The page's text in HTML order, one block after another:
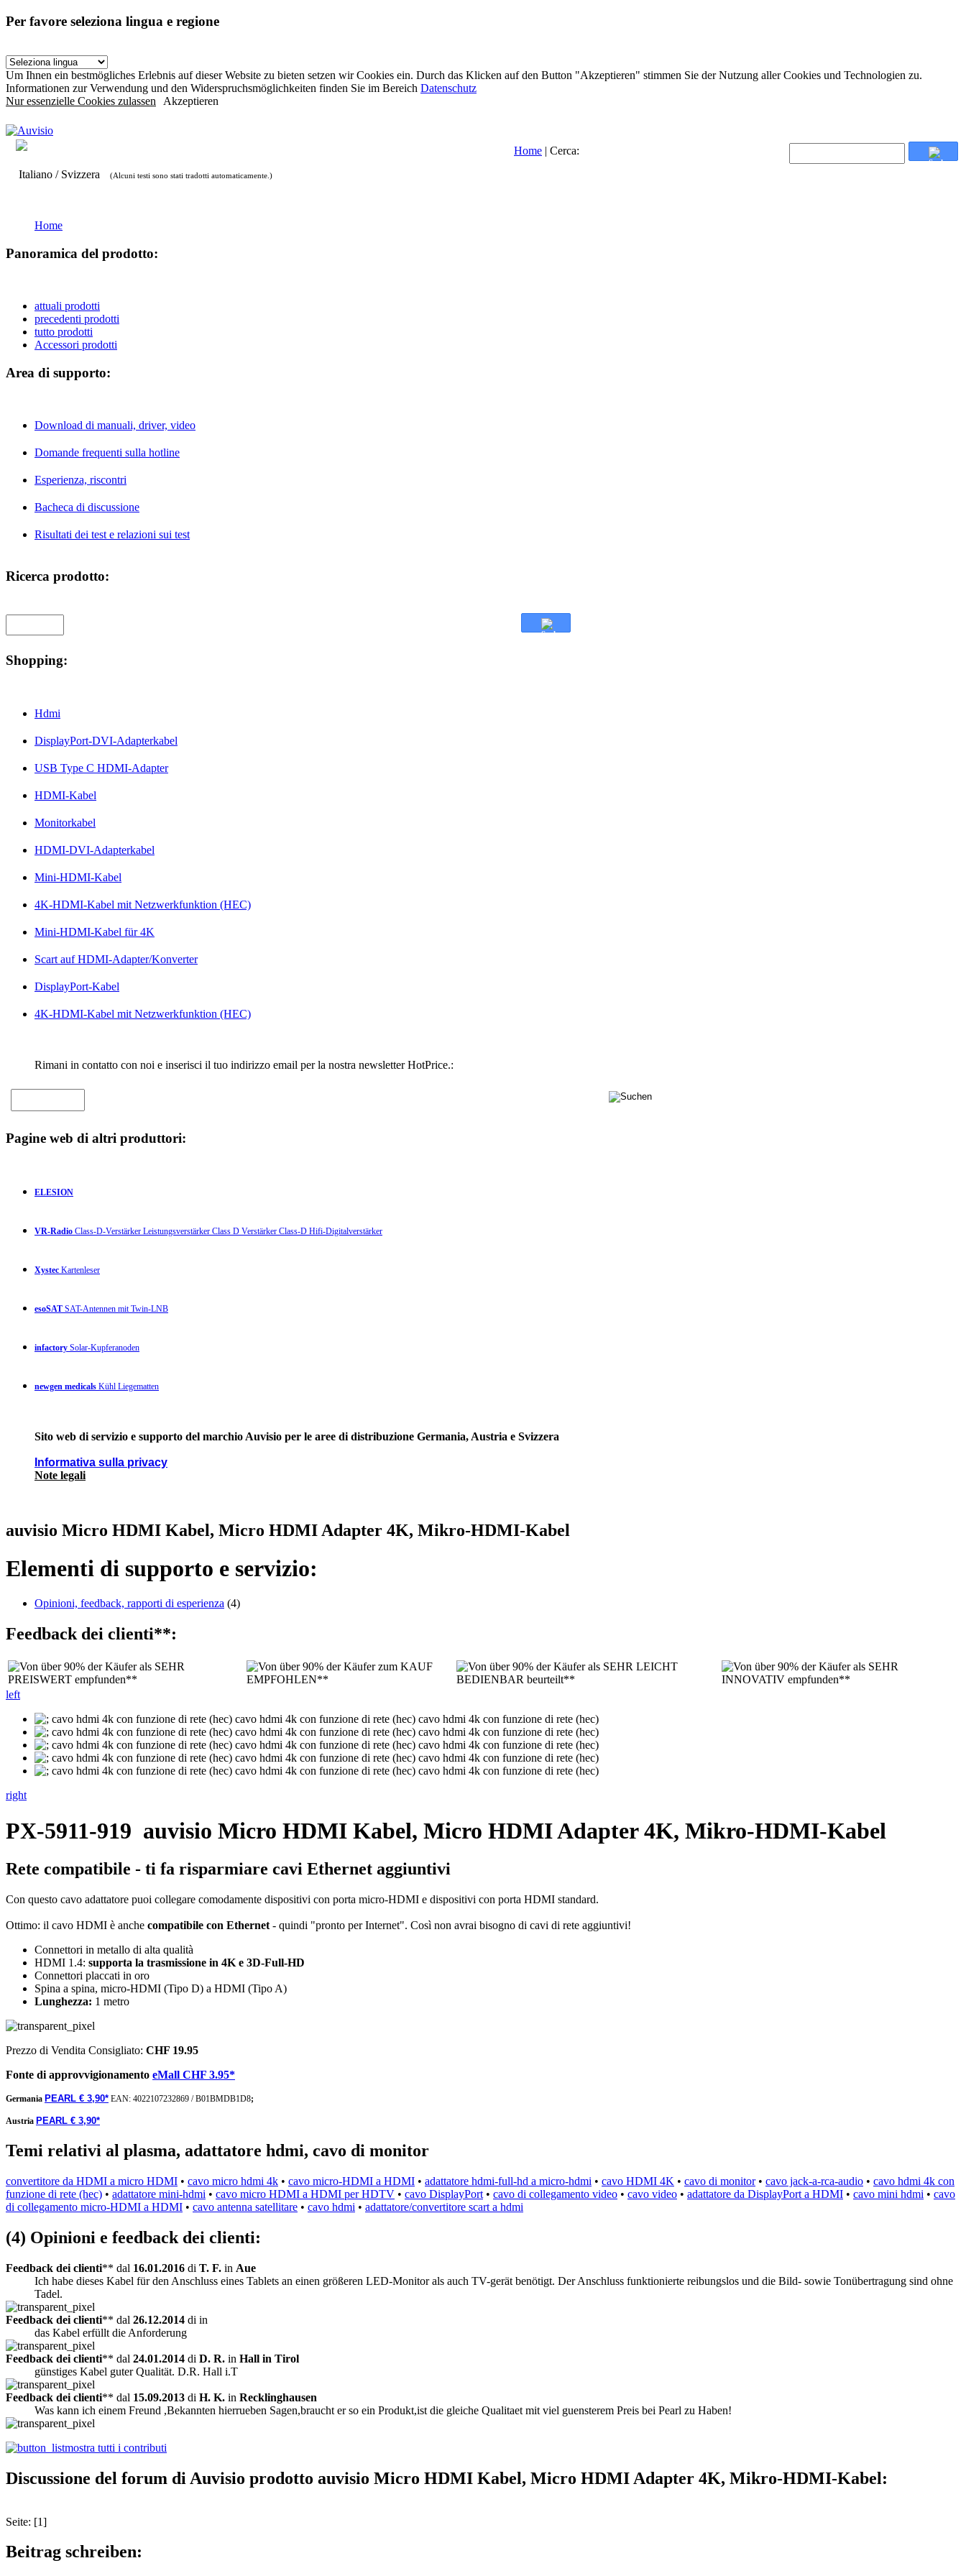
Per favore seleziona lingua e regione
Um Ihnen ein bestmögliches Erlebnis auf dieser Website zu bieten setzen wir Cookies ein. Durch das Klicken auf den Button "Akzeptieren" stimmen Sie der Nutzung aller Cookies und Technologien zu.
Informationen zur Verwendung und den Widerspruchsmöglichkeiten finden Sie im Bereich Datenschutz
Nur essenzielle Cookies zulassen Akzeptieren
Italiano / Svizzera (Alcuni testi sono stati tradotti automaticamente.)
Home | Cerca:
Home
Panoramica del prodotto:
attuali prodotti
precedenti prodotti
tutto prodotti
Accessori prodotti
Area di supporto:
Download di manuali, driver, video
Domande frequenti sulla hotline
Esperienza, riscontri
Bacheca di discussione
Risultati dei test e relazioni sui test
Ricerca prodotto:
Shopping:
Hdmi
DisplayPort-DVI-Adapterkabel
USB Type C HDMI-Adapter
HDMI-Kabel
Monitorkabel
HDMI-DVI-Adapterkabel
Mini-HDMI-Kabel
4K-HDMI-Kabel mit Netzwerkfunktion (HEC)
Mini-HDMI-Kabel für 4K
Scart auf HDMI-Adapter/Konverter
DisplayPort-Kabel
4K-HDMI-Kabel mit Netzwerkfunktion (HEC)
Rimani in contatto con noi e inserisci il tuo indirizzo email per la nostra newsletter HotPrice.:
Pagine web di altri produttori:
ELESION
VR-Radio Class-D-Verstärker Leistungsverstärker Class D Verstärker Class-D Hifi-Digitalverstärker
Xystec Kartenleser
esoSAT SAT-Antennen mit Twin-LNB
infactory Solar-Kupferanoden
newgen medicals Kühl Liegematten
Sito web di servizio e supporto del marchio Auvisio per le aree di distribuzione Germania, Austria e Svizzera
Informativa sulla privacy
Note legali
auvisio Micro HDMI Kabel, Micro HDMI Adapter 4K, Mikro-HDMI-Kabel
Elementi di supporto e servizio:
Opinioni, feedback, rapporti di esperienza (4)
Feedback dei clienti**:
left
right
PX-5911-919 auvisio Micro HDMI Kabel, Micro HDMI Adapter 4K, Mikro-HDMI-Kabel
Rete compatibile - ti fa risparmiare cavi Ethernet aggiuntivi
Con questo cavo adattatore puoi collegare comodamente dispositivi con porta micro-HDMI e dispositivi con porta HDMI standard.
Ottimo: il cavo HDMI è anche compatibile con Ethernet - quindi "pronto per Internet". Così non avrai bisogno di cavi di rete aggiuntivi!
Connettori in metallo di alta qualità
HDMI 1.4: supporta la trasmissione in 4K e 3D-Full-HD
Connettori placcati in oro
Spina a spina, micro-HDMI (Tipo D) a HDMI (Tipo A)
Lunghezza: 1 metro
Prezzo di Vendita Consigliato: CHF 19.95
Fonte di approvvigionamento eMall CHF 3.95*
Germania PEARL € 3,90* EAN: 4022107232869 /B01BMDB1D8;
Austria PEARL € 3,90*
Temi relativi al plasma, adattatore hdmi, cavo di monitor
convertitore da HDMI a micro HDMI • cavo micro hdmi 4k • cavo micro-HDMI a HDMI • adattatore hdmi-full-hd a micro-hdmi • cavo HDMI 4K • cavo di monitor• cavo jack-a-rca-audio • cavo hdmi 4k con
funzione di rete (hec) • adattatore mini-hdmi • cavo micro HDMI a HDMI per HDTV • cavo DisplayPort • cavo di collegamento video • cavo video • adattatore da DisplayPort a HDMI • cavo mini hdmi • cavo
di collegamento micro-HDMI a HDMI • cavo antenna satellitare • cavo hdmi • adattatore/convertitore scart a hdmi
(4) Opinioni e feedback dei clienti:
Feedback dei clienti** dal 16.01.2016 di T. F. in Aue
Ich habe dieses Kabel für den Anschluss eines Tablets an einen größeren LED-Monitor als auch TV-gerät benötigt. Der Anschluss funktionierte reibungslos und die Bild- sowie Tonübertragung sind ohne
Tadel.
Feedback dei clienti** dal 26.12.2014 di in
das Kabel erfüllt die Anforderung
Feedback dei clienti** dal 24.01.2014 di D. R. in Hall in Tirol
günstiges Kabel guter Qualität. D.R. Hall i.T
Feedback dei clienti** dal 15.09.2013 di H. K. in Recklinghausen
Was kann ich einem Freund ,Bekannten hierrueben Sagen,braucht er so ein Produkt,ist die gleiche Qualitaet mit viel guensterem Preis bei Pearl zu Haben!
mostra tutti i contributi
Discussione del forum di Auvisio prodotto auvisio Micro HDMI Kabel, Micro HDMI Adapter 4K, Mikro-HDMI-Kabel:
Seite: [1]
Beitrag schreiben: